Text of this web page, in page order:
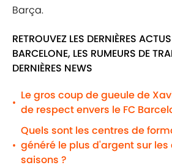
Barça.
RETROUVEZ LES DERNIÈRES
BARCELONE, LES RUMEURS DE
DERNIÈRES NEWS
•
Le gros coup de gueule de
de respect envers le FC
•
Quels sont les centres de
généré le plus d'argent sur les
saisons ?